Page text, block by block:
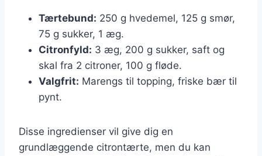
Tærtebund: 250 g hvedemel, 125 g smør,
75 g sukker, 1 æg.
Citronfyld: 3 æg, 200 g sukker, saft og
skal fra 2 citroner, 100 g fløde.
Valgfrit: Marengs til topping, friske bær til
pynt.
Disse ingredienser vil give dig en
grundlæggende citrontærte, men du kan